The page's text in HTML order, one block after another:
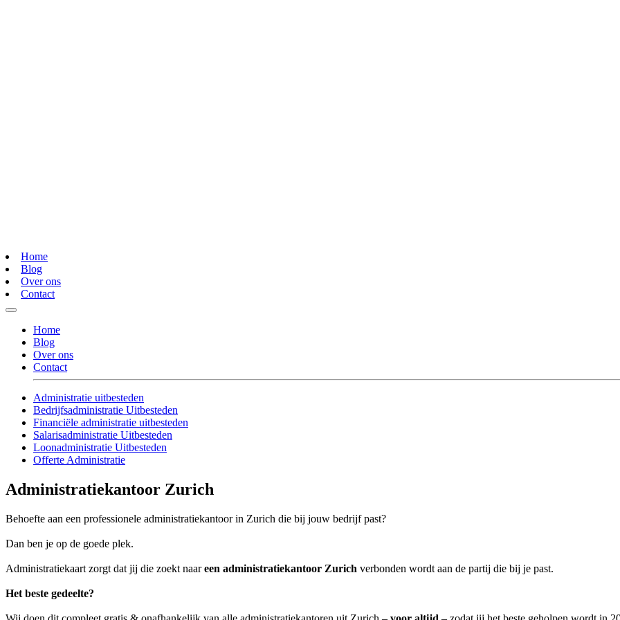
Home
Blog
Over ons
Contact
Home
Blog
Over ons
Contact
Administratie uitbesteden
Bedrijfsadministratie Uitbesteden
Financiële administratie uitbesteden
Salarisadministratie Uitbesteden
Loonadministratie Uitbesteden
Offerte Administratie
Administratiekantoor Zurich
Behoefte aan een professionele administratiekantoor in Zurich die bij jouw bedrijf past?
Dan ben je op de goede plek.
Administratiekaart zorgt dat jij die zoekt naareen administratiekantoor Zurich verbonden wordt aan de partij die bij je past.
Het beste gedeelte?